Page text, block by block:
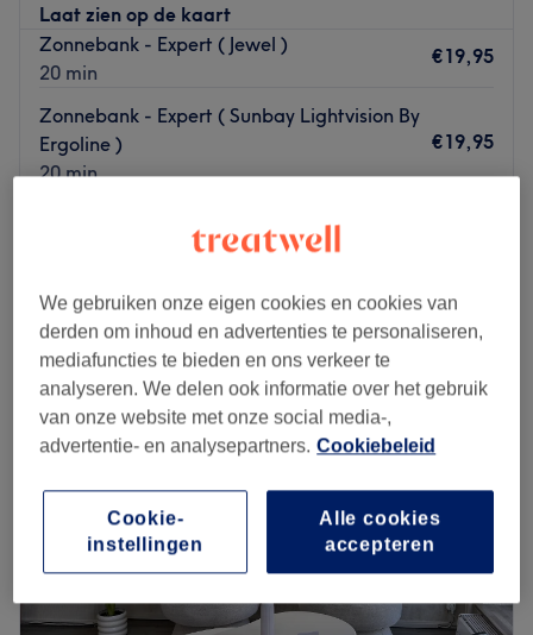
Laat zien op de kaart
Zonnebank - Expert ( Jewel )
20 min
€19,95
Zonnebank - Expert ( Sunbay Lightvision By
Ergoline )
20 min
€19,95
Maandag 09:30–21:30
Dinsdag
09:30
Woensdag
09:30–21:30
Donderdag
09:30
Vrijdag
09:30–21:30
Zondag
09:30–20:00
Ben jij toe aan een mooie gebruinde huid? Breng dan een
een mooi kleurtje, een vitamine D boost of gewoon even
We gebruiken onze eigen cookies en cookies van
derden om inhoud en advertenties te personaliseren,
mediafuncties te bieden en ons verkeer te
analyseren. We delen ook informatie over het gebruik
van onze website met onze social media-,
advertentie- en analysepartners. Cookiebeleid
Alle cookies
accepteren
Cookie-
instellingen